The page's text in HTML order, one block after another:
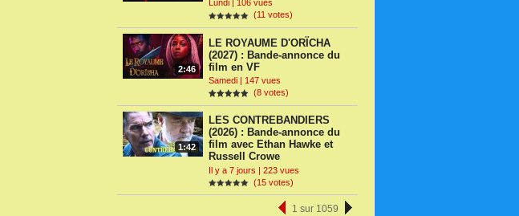
Lundi | 106 vues
(11 votes)
2:46
LE ROYAUME D'ORÏCHA
(2027) : Bande-annonce du
film en VF
Samedi | 147 vues
(8 votes)
1:42
LES CONTREBANDIERS
(2026) : Bande-annonce du
film avec Ethan Hawke et
Russell Crowe
Il y a 7 jours | 223 vues
(15 votes)
1 sur 1059